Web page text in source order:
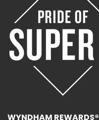
WYNDHAM REWARDS®